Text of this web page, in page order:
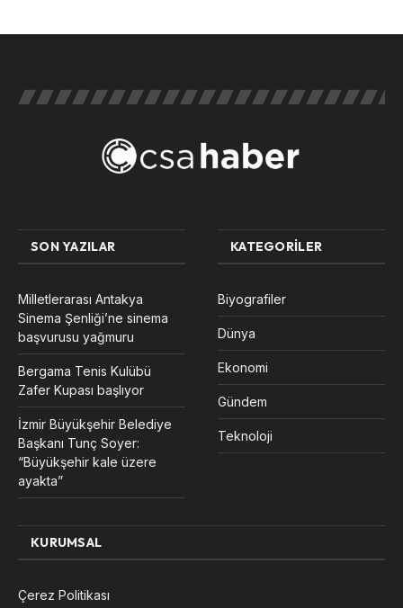
SON YAZILAR
Milletlerarası Antakya
Sinema Şenliği’ne sinema
başvurusu yağmuru
Bergama Tenis Kulübü
Zafer Kupası başlıyor
İzmir Büyükşehir Belediye
Başkanı Tunç Soyer:
“Büyükşehir kale üzere
ayakta”
KATEGORILER
Biyografiler
Dünya
Ekonomi
Gündem
Teknoloji
KURUMSAL
Çerez Politikası